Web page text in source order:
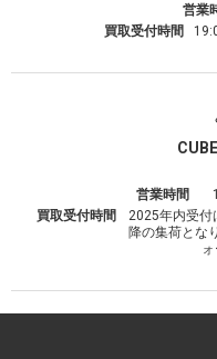
営業
買取受付時間
CUBE
営業時間
買取受付時間
2025年内受
降の集荷とな